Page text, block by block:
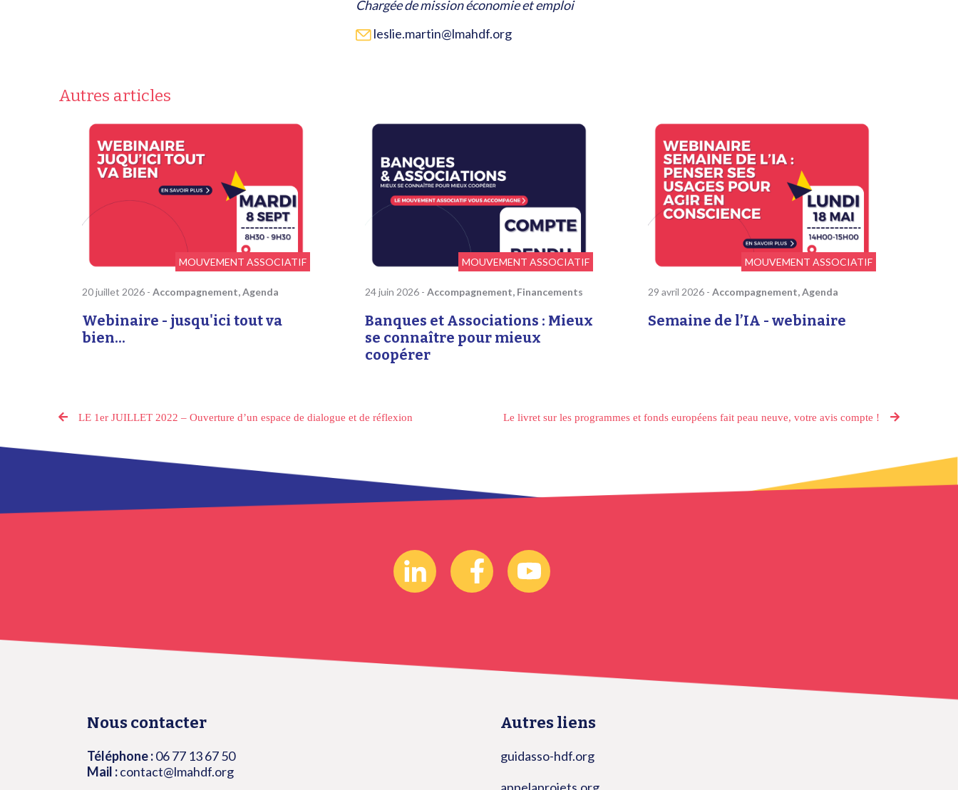
Chargée de mission économie et emploi
leslie.martin@lmahdf.org
Autres articles
MOUVEMENT ASSOCIATIF
20 juillet 2026 -Accompagnement, Agenda
Webinaire - jusqu'ici tout va
bien...
MOUVEMENT ASSOCIATIF
24 juin 2026 - Accompagnement, Financements
Banques et Associations : Mieux
se connaître pour mieux
coopérer
MOUVEMENT ASSOCIATIF
29 avril 2026 - Accompagnement, Agenda
Semaine de l’IA - webinaire
LE 1er JUILLET 2022 – Ouverture d’un espace de dialogue et de réflexion Le livret sur les programmes et fonds européens fait peau neuve, votre avis compte !
Nous contacter
Téléphone :06 77 13 67 50
Mail :contact@lmahdf.org
Autres liens
guidasso-hdf.org